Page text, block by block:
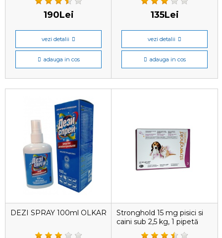
190Lei
vezi detalii
adauga in cos
135Lei
vezi detalii
adauga in cos
DEZI SPRAY 100ml OLKAR
Stronghold 15 mg pisici si
caini sub 2,5 kg, 1 pipetă